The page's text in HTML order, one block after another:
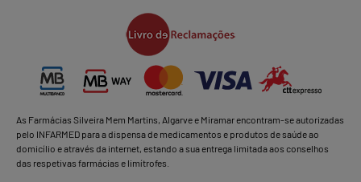
As Farmácias Silveira Mem Martins, Algarve e Miramar encontram-se autorizadas
pelo INFARMED para a dispensa de medicamentos e produtos de saúde ao
domicílio e através da internet, estando a sua entrega limitada aos conselhos
das respetivas farmácias e limítrofes.